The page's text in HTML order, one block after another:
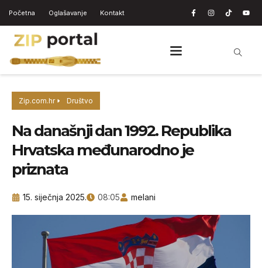
Početna Oglašavanje Kontakt
Zip.com.hr Društvo
Na današnji dan 1992. Republika
Hrvatska međunarodno je
priznata
15. siječnja 2025. 08:05 melani